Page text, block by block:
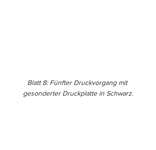
Blatt 8: Fünfter Druckvorgang mit
gesonderter Druckplatte in Schwarz.